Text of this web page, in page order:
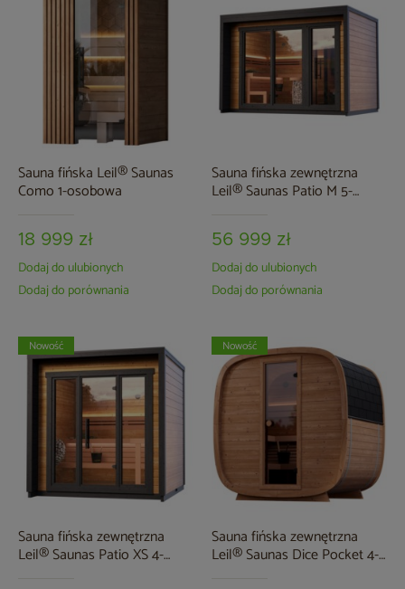
Sauna fińska Leil® Saunas
Como 1-osobowa
18 999 zł
Dodaj do ulubionych
Dodaj do porównania
Sauna fińska zewnętrzna
Leil® Saunas Patio M 5-
56 999 zł
Dodaj do ulubionych
Dodaj do porównania
Sauna fińska zewnętrzna
Leil® Saunas Patio XS 4-
Nowość
Sauna fińska zewnętrzna
Leil® Saunas Dice Pocket 4-
Nowość